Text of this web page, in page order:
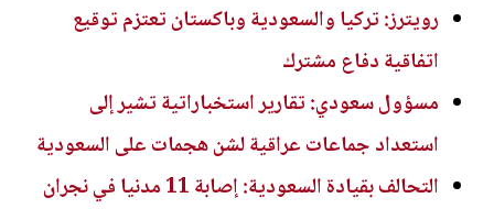
رويترز: تركيا والسعودية وباكستان تعتزم توقيع
اتفاقية دفاع مشترك
مسؤول سعودي: تقارير استخباراتية تشير إلى
استعداد جماعات عراقية لشن هجمات على السعودية
التحالف بقيادة السعودية: إصابة 11 مدنيا في نجران